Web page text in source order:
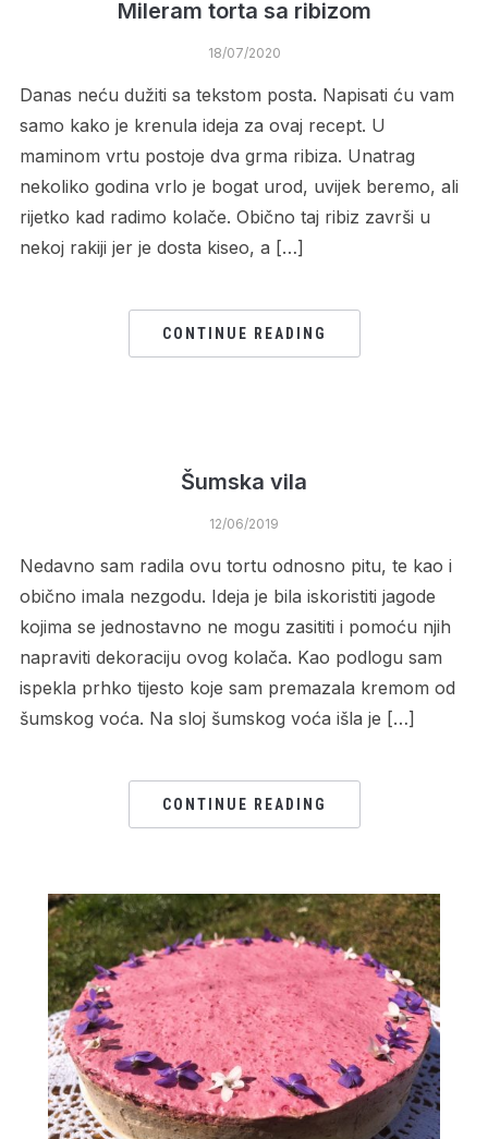
Mileram torta sa ribizom
18/07/2020
Danas neću dužiti sa tekstom posta. Napisati ću vam
samo kako je krenula ideja za ovaj recept. U
maminom vrtu postoje dva grma ribiza. Unatrag
nekoliko godina vrlo je bogat urod, uvijek beremo, ali
rijetko kad radimo kolače. Obično taj ribiz završi u
nekoj rakiji jer je dosta kiseo, a […]
CONTINUE READING
Šumska vila
12/06/2019
Nedavno sam radila ovu tortu odnosno pitu, te kao i
obično imala nezgodu. Ideja je bila iskoristiti jagode
kojima se jednostavno ne mogu zasititi i pomoću njih
napraviti dekoraciju ovog kolača. Kao podlogu sam
ispekla prhko tijesto koje sam premazala kremom od
šumskog voća. Na sloj šumskog voća išla je […]
CONTINUE READING